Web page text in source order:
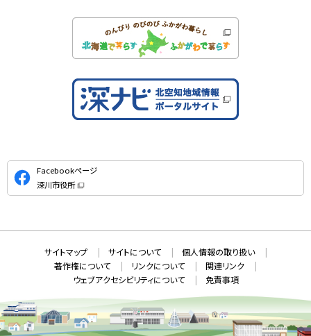
公
式
S
Facebookページ
深川市役所
（
ン
で
開
き
ま
す
メ
ニ
ュ
報
サイトマップ サイトについて
個人情報の取り扱い
著作権について
リンクについて
関連リンク
ウェブアクセシビリティについて
免責事項